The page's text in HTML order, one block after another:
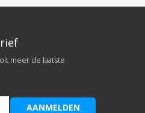
meer de laatste
AANMELDEN